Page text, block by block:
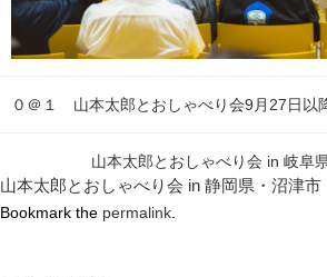
０＠１ 山本太郎とおしゃべり会9月27日以
山本太郎とおしゃべり会 in 岐阜
山本太郎とおしゃべり会 in 静岡県・沼津市
Bookmark the permalink